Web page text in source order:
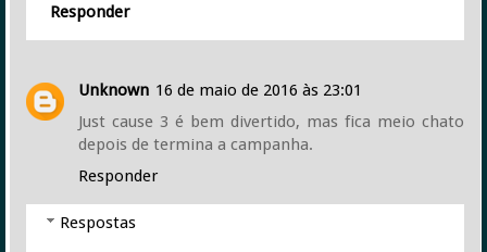
Responder
Unknown 16 de maio de 2016 às 23:01
Just cause 3 é bem divertido, mas fica meio chato
depois de termina a campanha.
Responder
Respostas